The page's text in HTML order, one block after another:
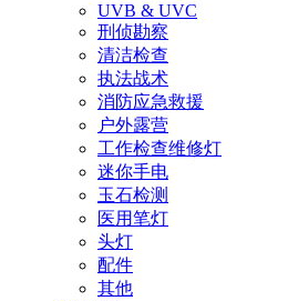
UVB & UVC
刑侦勘察
清洁检查
执法战术
消防应急救援
户外露营
工作检查维修灯
迷你手电
玉石检测
医用笔灯
头灯
配件
其他